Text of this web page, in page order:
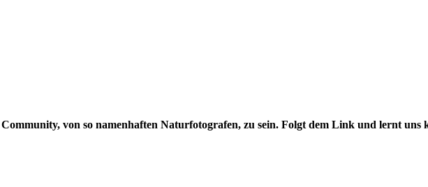
von so namenhaften Naturfotografen, zu sein. Folgt dem Link und lernt uns